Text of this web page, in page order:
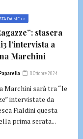
DA ME >>
stasera
l’intervista a
Marchini
8 Ottobre 2024
Marchini sarà tra “le
intervistate da
Fialdini questa
prima serata...